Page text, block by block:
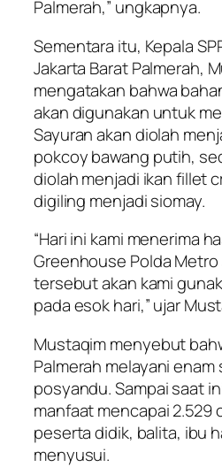
Palmerah,” ungkapnya.
Sementara itu, Kepala
Jakarta Barat Palmerah,
mengatakan bahwa
akan digunakan untuk
Sayuran akan diolah
pokcoy bawang putih,
diolah menjadi ikan fillet
digiling menjadi siomay.
“Hari ini kami menerima
Greenhouse Polda Metro
tersebut akan kami
pada esok hari,” ujar
Mustaqim menyebut
Palmerah melayani
posyandu. Sampai saat
manfaat mencapai 2.529
peserta didik, balita, ibu
menyusui.